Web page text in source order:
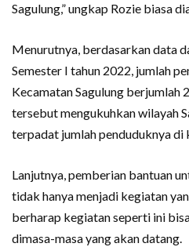
Sagulung,” ungkap Rozie biasa
Menurutnya, berdasarkan data
Semester I tahun 2022, jumlah
Kecamatan Sagulung berjumlah
tersebut mengukuhkan wilayah
terpadat jumlah penduduknya di
Lanjutnya, pemberian bantuan
tidak hanya menjadi kegiatan
berharap kegiatan seperti ini
dimasa-masa yang akan datang.